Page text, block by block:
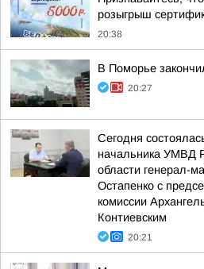
розыгрыш
20:38
В Поморье
20:27
Сегодня
начальника УМВД
области генерал-
Остапенко с
комиссии
Контиевским
20:21